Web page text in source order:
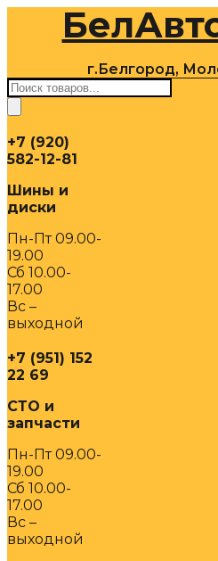
содержимому
г.Белгород,
Поиск
товаров
+7 (920)
582-12-81
Шины и
диски
Пн-Пт 09.00-
19.00
Сб 10.00-
17.00
Вс –
выходной
+7 (951) 152
22 69
СТО и
запчасти
Пн-Пт 09.00-
19.00
Сб 10.00-
17.00
Вс –
выходной